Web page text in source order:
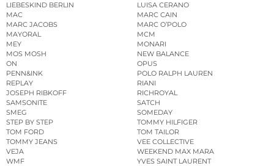
LIEBESKIND BERLIN
LUISA CERANO
MAC
MARC CAIN
MARC JACOBS
MARC O’POLO
MAYORAL
MCM
MEY
MONARI
MOS MOSH
NEW BALANCE
ON
OPUS
PENN&INK
POLO RALPH LAUREN
REPLAY
RIANI
JOSEPH RIBKOFF
RICHROYAL
SAMSONITE
SATCH
SMEG
SOMEDAY
STEP BY STEP
TOMMY HILFIGER
TOM FORD
TOM TAILOR
TOMMY JEANS
VEE COLLECTIVE
VEJA
WEEKEND MAX MARA
WMF
YVES SAINT LAURENT